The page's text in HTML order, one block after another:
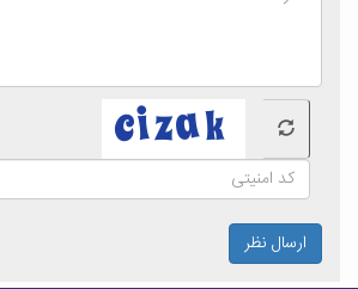
ارسال نظر